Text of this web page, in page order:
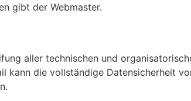
gibt der Webmaster.
aller technischen und
kann die vollständige Datensicherheit